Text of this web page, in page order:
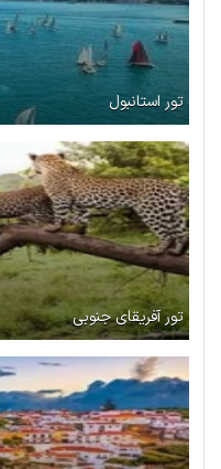
تور استانبول
تور آفریقای جنوبی